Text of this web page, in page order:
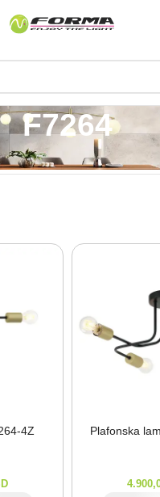
F7264
„F7264“ Prikazano
⁠4Z Plafonska